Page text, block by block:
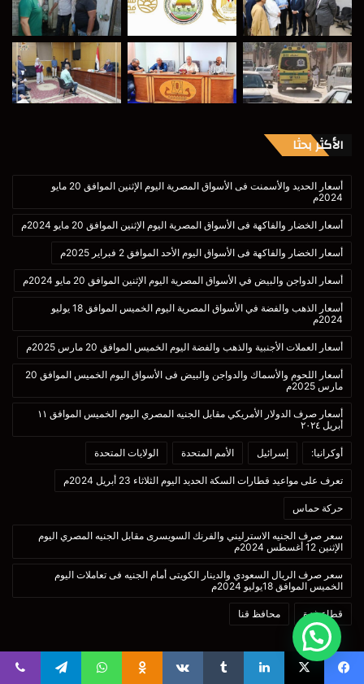
الأكثر بحثا
أسعار الحديد والأسمنت فى الأسواق المصرية اليوم الإثنين الموافق 20 مايو
2024م
أسعار الخضار والفاكهة فى الأسواق المصرية اليوم الإثنين الموافق 20 مايو 2024م
أسعار الخضار والفاكهة فى الأسواق اليوم الأحد الموافق 2 فبراير 2025م
أسعار الدواجن والبيض في الأسواق المصرية اليوم الإثنين الموافق 20 مايو 2024م
أسعار الذهب والفضة في الأسواق المصرية اليوم الخميس الموافق 18 يوليو
2024م
أسعار العملات الأجنبية والذهب والفضة اليوم الخميس الموافق 20 مارس 2025م
أسعار اللحوم والأسماك والدواجن والبيض فى الأسواق اليوم الخميس الموافق 20
مارس 2025م
أسعار صرف الدولار الأمريكي مقابل الجنيه المصري اليوم الخميس الموافق ١١
أبريل ٢٠٢٤
أوكرانيا: إسرائيل الأمم المتحدة الولايات المتحدة
تعرف على مواعيد قطارات السكة الحديد اليوم الثلاثاء 23 أبريل 2024م
حركة حماس
سعر صرف الجنيه الاسترليني والفرنك السويسرى مقابل الجنيه المصري اليوم
الإثنين 12 أغسطس 2024م
سعر صرف الريال السعودي والدينار الكويتى أمام الجنيه فى تعاملات اليوم
الخميس الموافق 18يوليو 2024م
قطاع غزة محافظ قنا
تابعنا علي